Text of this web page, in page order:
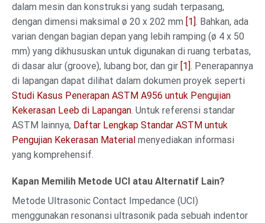
dalam mesin dan konstruksi yang sudah terpasang,
dengan dimensi maksimal ø 20 x 202 mm [1]. Bahkan, ada
varian dengan bagian depan yang lebih ramping (ø 4 x 50
mm) yang dikhususkan untuk digunakan di ruang terbatas,
di dasar alur (groove), lubang bor, dan gir [1]. Penerapannya
di lapangan dapat dilihat dalam dokumen proyek seperti
Studi Kasus Penerapan ASTM A956 untuk Pengujian
Kekerasan Leeb di Lapangan. Untuk referensi standar
ASTM lainnya, Daftar Lengkap Standar ASTM untuk
Pengujian Kekerasan Material menyediakan informasi
yang komprehensif.
Kapan Memilih Metode UCI atau Alternatif Lain?
Metode Ultrasonic Contact Impedance (UCI)
menggunakan resonansi ultrasonik pada sebuah indentor